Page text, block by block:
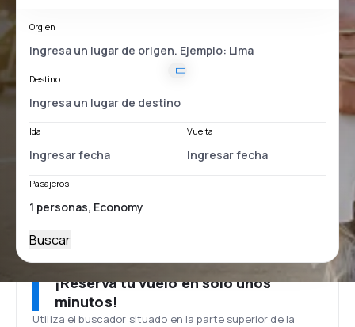
Orgien
Destino
Ida Vuelta
Pasajeros
Buscar
¡Reserva tu vuelo en solo unos
minutos!
Utiliza el buscador situado en la parte superior de la